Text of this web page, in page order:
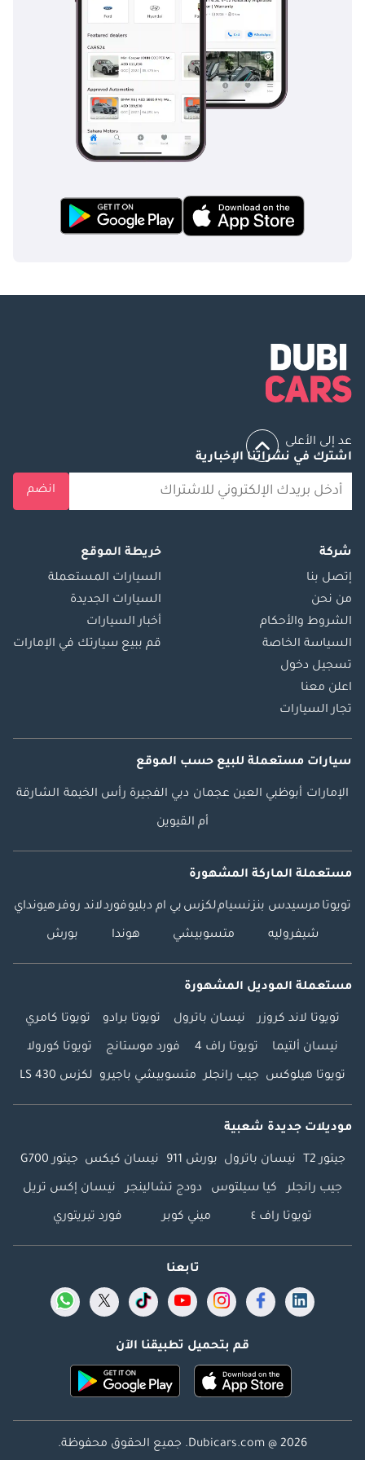
عد إلى الأعلى
اشترك في نشراتنا الإخبارية
انضم
شركة
إتصل بنا
من نحن
الشروط والأحكام
السياسة الخاصة
تسجيل دخول
اعلن معنا
تجار السيارات
خريطة الموقع
السيارات المستعملة
السيارات الجديدة
أخبار السيارات
قم ببيع سيارتك في الإمارات
سيارات مستعملة للبيع حسب الموقع
الإمارات أبوظبي العين عجمان دبي الفجيرة رأس الخيمة الشارقة
أم القيوين
مستعملة الماركة المشهورة
تويوتا مرسيدس بنزنسياملكزس بي ام دبليوفوردلاند روفرهيونداي
شيفروليه متسوبيشي هوندا بورش
مستعملة الموديل المشهورة
تويوتا لاند كروزر نيسان باترول تويوتا برادو تويوتا كامري
نيسان ألتيما تويوتا راف 4 فورد موستانج تويوتا كورولا
تويوتا هيلوكس جيب رانجلر متسوبيشي باجيرو لكزس LS 430
موديلات جديدة شعبية
جيتور T2 نيسان باترول بورش 911 نيسان كيكس جيتور G700
جيب رانجلر كيا سيلتوس دودج تشالينجر نيسان إكس تريل
تويوتا راف ٤ ميني كوبر فورد تيريتوري
تابعنا
قم بتحميل تطبيقنا الآن
Dubicars.com @ 2026. جميع الحقوق محفوظة.